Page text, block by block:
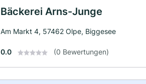
Bäckerei Arns-Junge
Am Markt 4, 57462 Olpe, Biggesee
0.0 (0 Bewertungen)